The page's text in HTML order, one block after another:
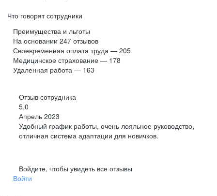
Что говорят сотрудники
Преимущества и льготы
На основании 247 отзывов
Своевременная оплата труда — 205
Медицинское страхование — 178
Удаленная работа — 163
Отзыв сотрудника
5,0
Апрель 2023
Удобный график работы, очень лояльное руководство,
отличная система адаптации для новичков.
Войдите, чтобы увидеть все отзывы
Войти